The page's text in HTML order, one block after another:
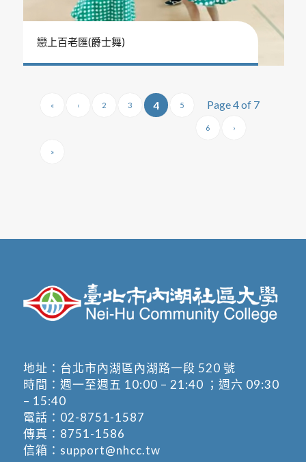
戀上百老匯(爵士舞)
Page 4 of 7
« ‹ 2 3 4 5
6 ›
»
地址： 台北市內湖區內湖路一段 520 號
時間：週一至週五 10:00 – 21:40 ；週六 09:30
– 15:40
電話： 02-8751-1587
傳真：8751-1586
信箱： support@nhcc.tw